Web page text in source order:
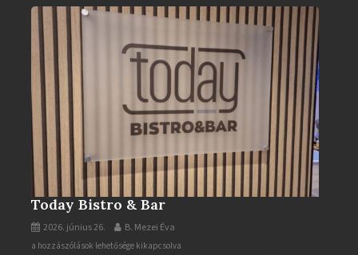
bejegyzéshez
Today Bistro & Bar
2026. június 26. B. Mezei Éva
Today
a hozzászólások lehetősége kikapcsolva